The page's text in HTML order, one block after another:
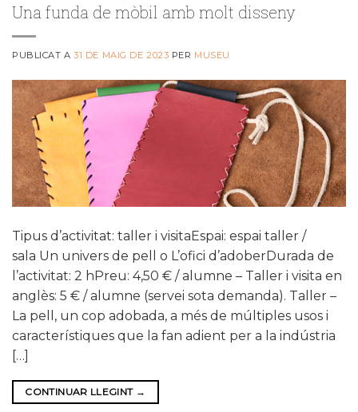
Una funda de mòbil amb molt disseny
PUBLICAT A31 DE MAIG DE 2023 PER MUSEU
Tipus d’activitat: taller i visitaEspai: espai taller /
sala Un univers de pell o L’ofici d’adoberDurada de
l’activitat: 2 hPreu: 4,50 € / alumne – Taller i visita en
anglès: 5 € / alumne (servei sota demanda). Taller –
La pell, un cop adobada, a més de múltiples usos i
característiques que la fan adient per a la indústria
[…]
CONTINUAR LLEGINT →